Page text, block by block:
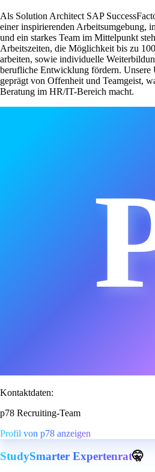
Als Solution Architect SAP
einer inspirierenden Arbeitsumgebung,
und ein starkes Team im Mittelpunkt
Arbeitszeiten, die Möglichkeit bis zu
arbeiten, sowie individuelle
berufliche Entwicklung fördern. Unsere
geprägt von Offenheit und Teamgeist,
Beratung im HR/IT-Bereich macht.
Kontaktdaten:
p78 Recruiting-Team
Profil von p78 anzeigen
StudySmarter Expertenrat🤫